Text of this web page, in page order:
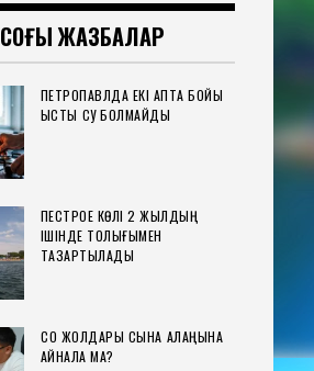
СОҢҒЫ ЖАЗБАЛАР
ПЕТРОПАВЛДА ЕКІ АПТА БОЙЫ
ЫСТЫҚ СУ БОЛМАЙДЫ
ПЕСТРОЕ КӨЛІ 2 ЖЫЛДЫҢ
ІШІНДЕ ТОЛЫҒЫМЕН
ТАЗАРТЫЛАДЫ
СҚО ЖОЛДАРЫ СЫНАҚ АЛАҢЫНА
АЙНАЛА МА?